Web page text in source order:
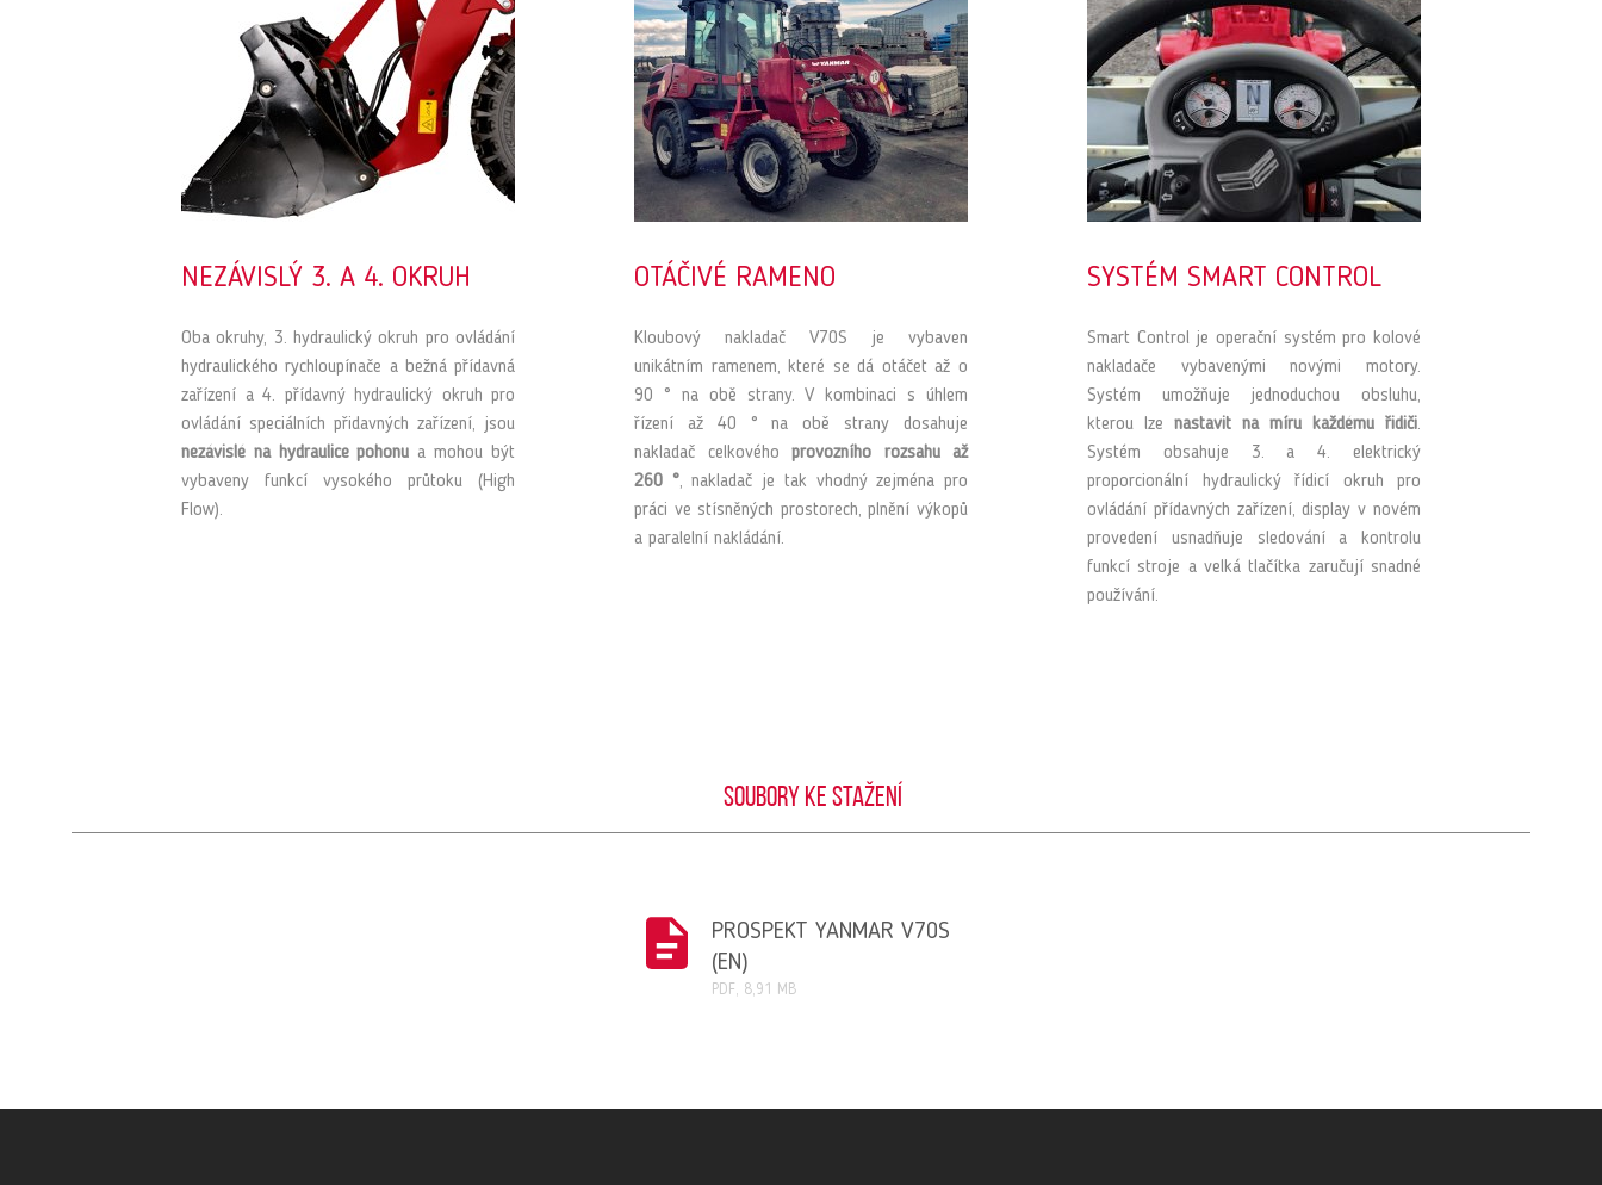
NEZÁVISLÝ 3. A 4. OKRUH
Oba okruhy, 3. hydraulický okruh pro ovládání
hydraulického rychloupínače a bežná přídavná
zařízení a 4. přídavný hydraulický okruh pro
ovládání speciálních přidavných zařízení, jsou
nezávislé na hydraulice pohonu a mohou být
vybaveny funkcí vysokého průtoku (High
Flow).
OTÁČIVÉ RAMENO
Kloubový nakladač V70S je vybaven
unikátním ramenem, které se dá otáčet až o
90 ° na obě strany. V kombinaci s úhlem
řízení až 40 ° na obě strany dosahuje
nakladač celkového provozního rozsahu až
260 °, nakladač je tak vhodný zejména pro
práci ve stísněných prostorech, plnění výkopů
a paralelní nakládání.
SYSTÉM SMART CONTROL
Smart Control je operační systém pro kolové
nakladače vybavenými novými motory.
Systém umožňuje jednoduchou obsluhu,
kterou lze nastavit na míru každému řidiči.
Systém obsahuje 3. a 4. elektrický
proporcionální hydraulický řídicí okruh pro
ovládání přídavných zařízení, display v novém
provedení usnadňuje sledování a kontrolu
funkcí stroje a velká tlačítka zaručují snadné
používání.
Soubory ke stažení
PROSPEKT YANMAR V70S
(EN)
PDF, 8,91 MB